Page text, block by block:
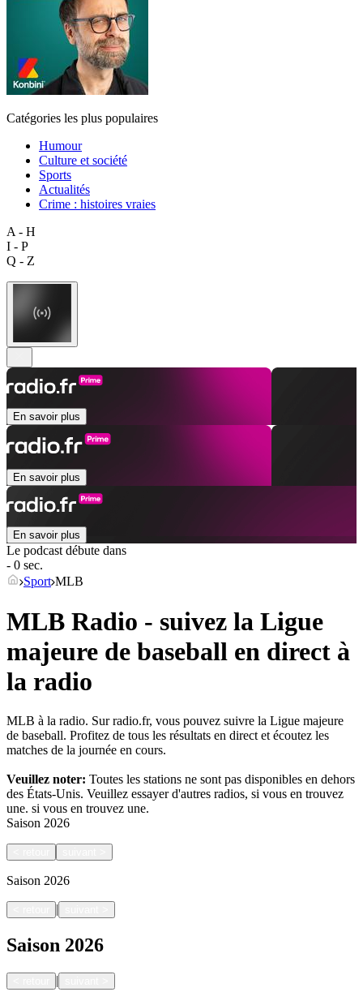
Catégories les plus populaires
Humour
Culture et société
Sports
Actualités
Crime : histoires vraies
A - H
I - P
Q - Z
En savoir plus
En savoir plus
En savoir plus
Le podcast débute dans
- 0 sec.
Sport MLB
MLB Radio - suivez la Ligue
majeure de baseball en direct à
la radio
MLB à la radio. Sur radio.fr, vous pouvez suivre la Ligue majeure
de baseball. Profitez de tous les résultats en direct et écoutez les
matches de la journée en cours.
Veuillez noter: Toutes les stations ne sont pas disponibles en dehors
des États-Unis. Veuillez essayer d'autres radios, si vous en trouvez
une. si vous en trouvez une.
Saison 2026
Saison 2026
|
Saison 2026
|